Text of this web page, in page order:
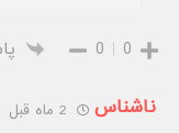
0
0
ناشناس